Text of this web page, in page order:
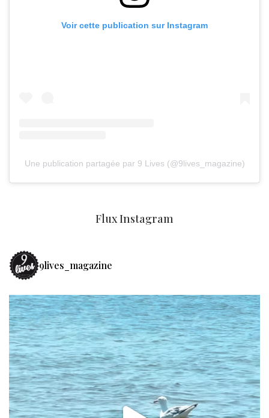
Voir cette publication sur Instagram
Une publication partagée par 9 Lives (@9lives_magazine)
Flux Instagram
9lives_magazine